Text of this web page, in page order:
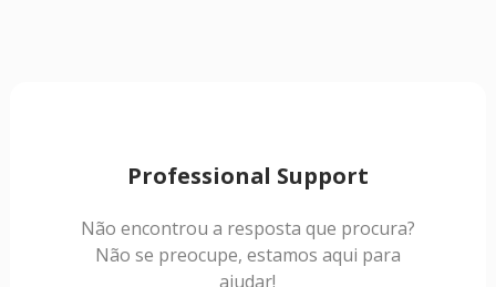
Professional Support
Não encontrou a resposta que procura?
Não se preocupe, estamos aqui para
ajudar!